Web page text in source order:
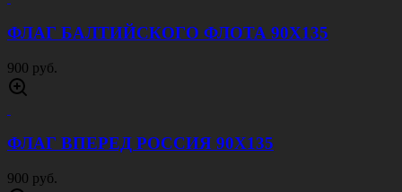
ФЛАГ БАЛТИЙСКОГО ФЛОТА 90Х135
900 руб.
ФЛАГ ВПЕРЕД РОССИЯ 90Х135
900 руб.